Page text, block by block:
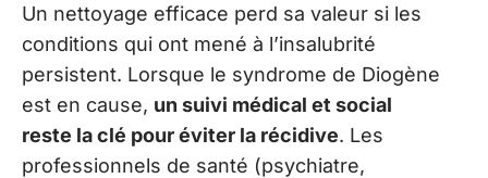
Un nettoyage efficace perd sa valeur si les
conditions qui ont mené à l’insalubrité
persistent. Lorsque le syndrome de Diogène
est en cause, un suivi médical et social
reste la clé pour éviter la récidive. Les
professionnels de santé (psychiatre,